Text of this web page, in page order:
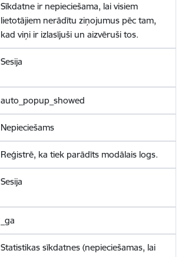
Sīkdatne ir nepieciešama, lai visiem
lietotājiem nerādītu ziņojumus pēc tam,
kad viņi ir izlasījuši un aizvēruši tos.
Sesija
auto_popup_showed
Nepieciešams
Reģistrē, ka tiek parādīts modālais logs.
Sesija
_ga
Statistikas sīkdatnes (nepieciešamas, lai